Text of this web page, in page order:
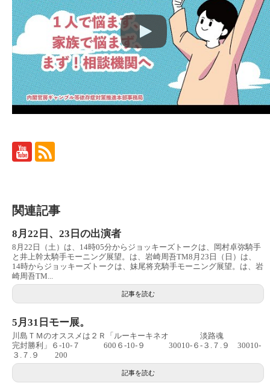
関連記事
8月22日、23日の出演者
8月22日（土）は、14時05分からジョッキーズトークは、岡村卓弥騎手
と井上幹太騎手モーニング展望。は、岩崎周吾TM8月23日（日）は、
14時からジョッキーズトークは、妹尾将充騎手モーニング展望。は、岩
崎周吾TM...
記事を読む
5月31日モー展。
川島ＴＭのオススメは２Ｒ「ルーキーキネオ 淡路魂
完封勝利」６-10-７ 600６-10-９ 30010-６-３.７.９ 30010-
３.７.９ 200
記事を読む